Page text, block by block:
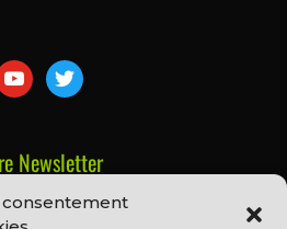
Newsletter